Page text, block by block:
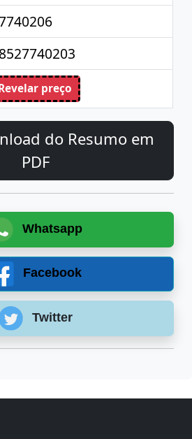
preço
do Resumo em
PDF
Whatsapp
Facebook
Twitter